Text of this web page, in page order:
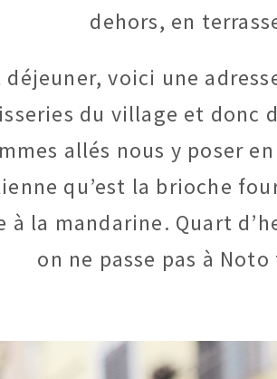
dehors, en
voici une
du village et
allés nous y poser
qu’est la brioche
à la mandarine. Quart
on ne passe pas à